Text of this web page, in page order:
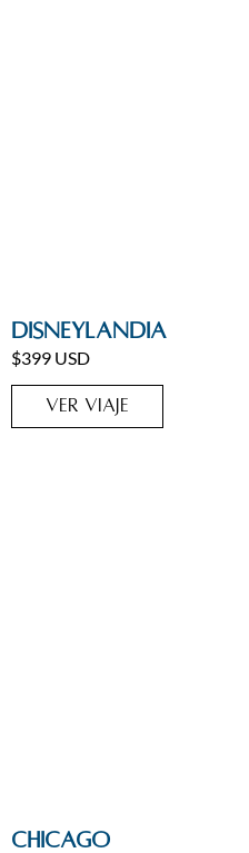
Disneylandia
$399 USD
VER VIAJE
Disneylandia,Estados Unidos
Home
Chicago
Ciudades,Estados Unidos